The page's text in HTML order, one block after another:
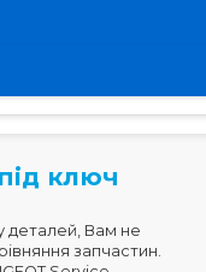
ключ
деталей, Вам не
запчастин.